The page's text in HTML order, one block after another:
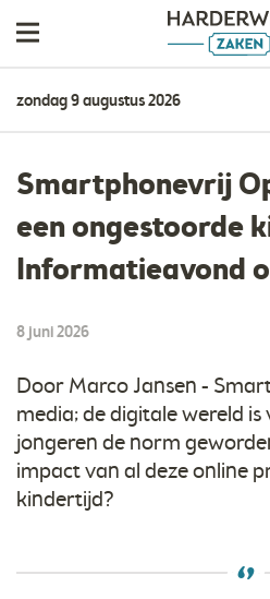
zondag 9 augustus 2026
Smartphonevrij
een ongestoorde
Informatieavond
8 juni 2026
Door Marco Jansen -
media; de digitale wereld
jongeren de norm
impact van al deze online
kindertijd?